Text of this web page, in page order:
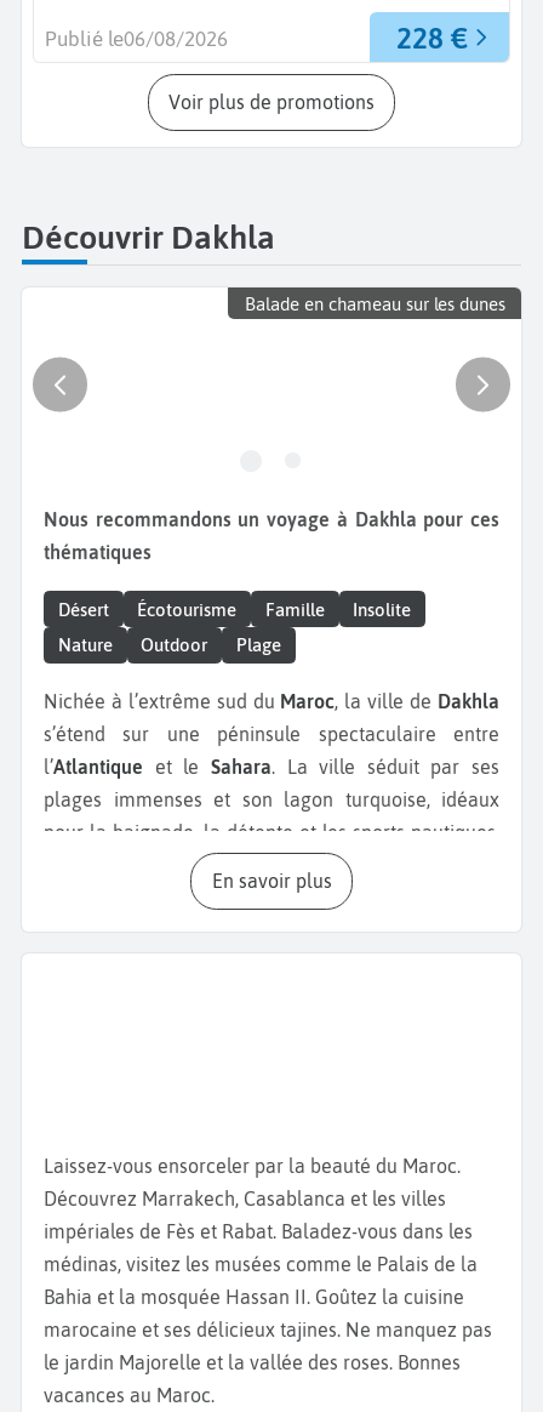
228 €
Publié le06/08/2026
Voir plus de promotions
Découvrir Dakhla
Balade en chameau sur les dunes
Nous recommandons un voyage à Dakhla pour ces
thématiques
Désert Écotourisme Famille
Insolite
Nature
Outdoor Plage
Nichée à l’extrême sud du Maroc, la ville de Dakhla
s’étend sur une péninsule spectaculaire entre
l’Atlantique et le Sahara. La ville séduit par ses
plages immenses et son lagon turquoise, idéaux
pour la baignade, la détente et les sports nautiques.
Les amateurs de glisse trouveront leur bonheur
grâce aux conditions parfaites pour le
planche à voile, tandis que les paysages désertiques
l’ambiance authentique de Dakhla. Les amateurs de
patrimoine religieux pourront visiter laMosquée
Assonaet l’ église Our Lady of Mount Carmel
témoins de l’histoire et de la culture locale.
Pour une pause détente au cœur de paysages
côtiers, ne manquez pas l’île Hernéou laplage de
Portorico, réputées pour leurs eaux cristallines et
En savoir plus
Laissez-vous ensorceler par la beauté du Maroc.
Découvrez Marrakech, Casablanca et les villes
impériales de Fès et Rabat. Baladez-vous dans les
médinas, visitez les musées comme le Palais de la
Bahia et la mosquée Hassan II. Goûtez la cuisine
marocaine et ses délicieux tajines. Ne manquez pas
le jardin Majorelle et la vallée des roses. Bonnes
vacances au Maroc.